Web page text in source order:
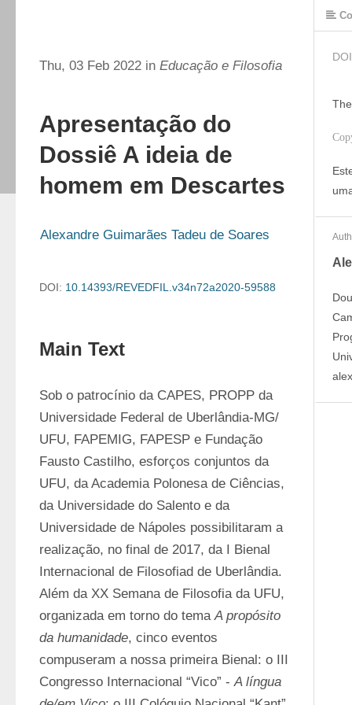
Thu, 03 Feb 2022 in Educação e Filosofia
Apresentação do
Dossiê A ideia de
homem em Descartes
Alexandre Guimarães Tadeu de Soares
DOI: 10.14393/REVEDFIL.v34n72a2020-59588
Main Text
Sob o patrocínio da CAPES, PROPP da
Universidade Federal de Uberlândia-MG/
UFU, FAPEMIG, FAPESP e Fundação
Fausto Castilho, esforços conjuntos da
UFU, da Academia Polonesa de Ciências,
da Universidade do Salento e da
Universidade de Nápoles possibilitaram a
realização, no final de 2017, da I Bienal
Internacional de Filosofiad de Uberlândia.
Além da XX Semana de Filosofia da UFU,
organizada em torno do tema A propósito
da humanidade, cinco eventos
compuseram a nossa primeira Bienal: o III
Congresso Internacional “Vico” - A língua
DOI